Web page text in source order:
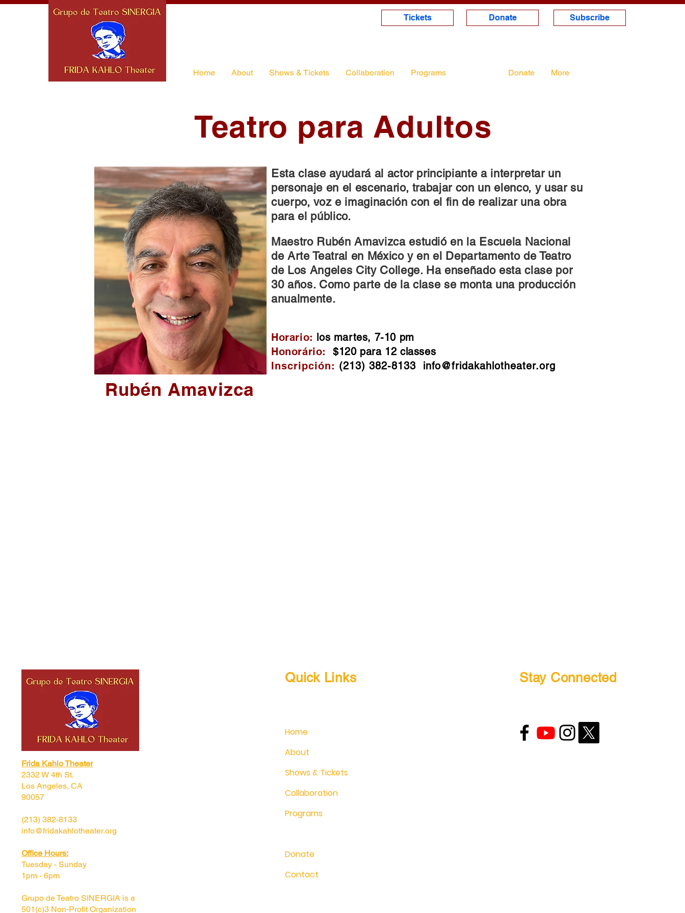
Tickets Donate Subscribe
Home About Shows & Tickets Collaboration Programs Donate More
Teatro para Adultos
Rubén Amavizca
Rubén Amavizca
Esta clase ayudará al actor principiante a interpretar un
personaje en el escenario, trabajar con un elenco, y usar su
cuerpo, voz e imaginación con el fin de realizar una obra
para el público.
Maestro Rubén Amavizca estudió en la Escuela Nacional
de Arte Teatral en México y en el Departamento de Teatro
de Los Angeles City College. Ha enseñado esta clase por
30 años. Como parte de la clase se monta una producción
anualmente.
Horario: los martes, 7-10 pm
Honorário:
$120 para 12 classes
Inscripción: (213) 382-8133 info@fridakahlotheater.org
Frida Kahlo Theater
2332 W 4th St.
Los Angeles, CA
90057
(213) 382-8133
info@fridakahlotheater.org
Office Hours:
Tuesday - Sunday
1pm - 6pm
Grupo de Teatro SINERGIA is a
501(c)3 Non-Profit Organization
Quick Links
Home
About
Shows & Tickets
Collaboration
Programs
Donate
Contact
Stay Connected